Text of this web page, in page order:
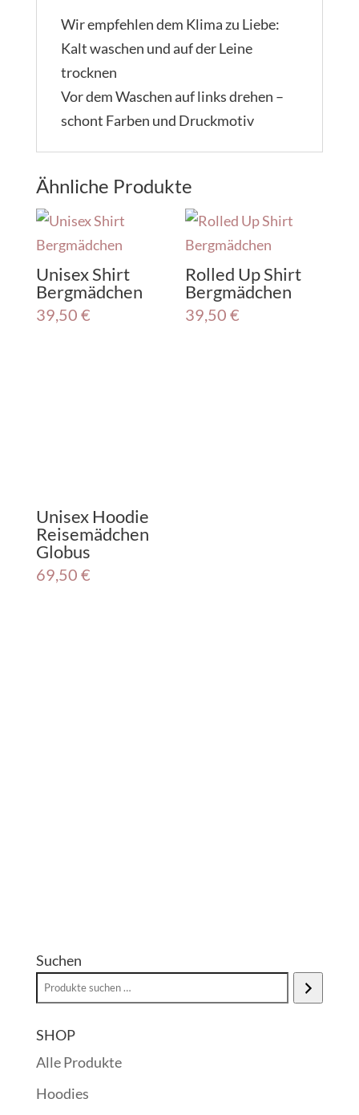
Wir empfehlen dem Klima zu Liebe:
Kalt waschen und auf der Leine
trocknen
Vor dem Waschen auf links drehen –
schont Farben und Druckmotiv
Ähnliche Produkte
Unisex Shirt
Bergmädchen
39,50 €
Rolled Up Shirt
Bergmädchen
39,50€
Unisex Hoodie
Reisemädchen
Globus
69,50 €
Suchen
SHOP
Alle Produkte
Hoodies